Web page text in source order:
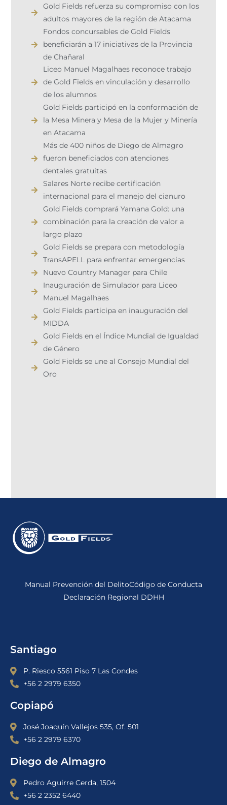
Gold Fields refuerza su compromiso con los
adultos mayores de la región de Atacama
Fondos concursables de Gold Fields
beneficiarán a 17 iniciativas de la Provincia
de Chañaral
Liceo Manuel Magalhaes reconoce trabajo
de Gold Fields en vinculación y desarrollo
de los alumnos
Gold Fields participó en la conformación de
la Mesa Minera y Mesa de la Mujer y Minería
en Atacama
Más de 400 niños de Diego de Almagro
fueron beneficiados con atenciones
dentales gratuitas
Salares Norte recibe certificación
internacional para el manejo del cianuro
Gold Fields comprará Yamana Gold: una
combinación para la creación de valor a
largo plazo
Gold Fields se prepara con metodología
TransAPELL para enfrentar emergencias
Nuevo Country Manager para Chile
Inauguración de Simulador para Liceo
Manuel Magalhaes
Gold Fields participa en inauguración del
MIDDA
Gold Fields en el Índice Mundial de Igualdad
de Género
Gold Fields se une al Consejo Mundial del
Oro
Manual Prevención del DelitoCódigo de Conducta
Declaración Regional DDHH
Santiago
P. Riesco 5561 Piso 7 Las Condes
+56 2 2979 6350
Copiapó
José Joaquín Vallejos 535, Of. 501
+56 2 2979 6370
Diego de Almagro
Pedro Aguirre Cerda, 1504
+56 2 2352 6440